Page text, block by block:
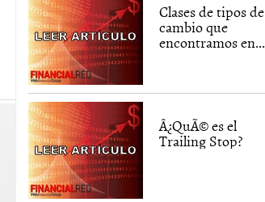
Clases de tipos de
cambio que
encontramos en...
Â¿QuÃ© es el
Trailing Stop?